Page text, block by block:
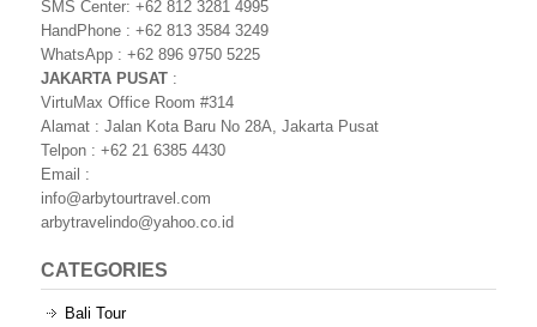
SMS Center: +62 812 3281 4995
HandPhone : +62 813 3584 3249
WhatsApp : +62 896 9750 5225
JAKARTA PUSAT :
VirtuMax Office Room #314
Alamat : Jalan Kota Baru No 28A, Jakarta Pusat
Telpon : +62 21 6385 4430
Email :
info@arbytourtravel.com
arbytravelindo@yahoo.co.id
CATEGORIES
Bali Tour